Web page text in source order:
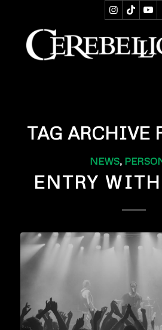
TAG ARCHIVE
NEWS,
ENTRY